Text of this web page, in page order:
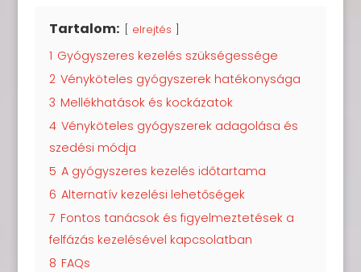
Tartalom: elrejtés
1 Gyógyszeres kezelés szükségessége
2 Vényköteles gyógyszerek hatékonysága
3 Mellékhatások és kockázatok
4 Vényköteles gyógyszerek adagolása és
szedési módja
5 A gyógyszeres kezelés időtartama
6 Alternatív kezelési lehetőségek
7 Fontos tanácsok és figyelmeztetések a
felfázás kezelésével kapcsolatban
8 FAQs